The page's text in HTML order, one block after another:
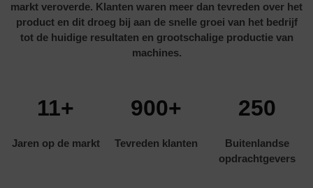
markt veroverde. Klanten waren meer dan tevreden over het
product en dit droeg bij aan de snelle groei van het bedrijf
tot de huidige resultaten en grootschalige productie van
11+
Jaren op de markt
900+
Tevreden klanten
250
Buitenlandse
opdrachtgevers